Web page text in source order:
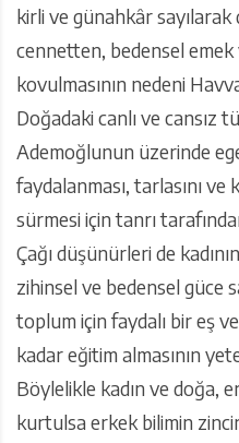
kirli ve günahkâr sayılarak
cennetten, bedensel emek
kovulmasının nedeni
Doğadaki canlı ve cansız
Ademoğlunun üzerinde
faydalanması, tarlasını ve
sürmesi için tanrı
Çağı düşünürleri de
zihinsel ve bedensel güce
toplum için faydalı bir eş
kadar eğitim almasının
Böylelikle kadın ve doğa,
kurtulsa erkek bilimin